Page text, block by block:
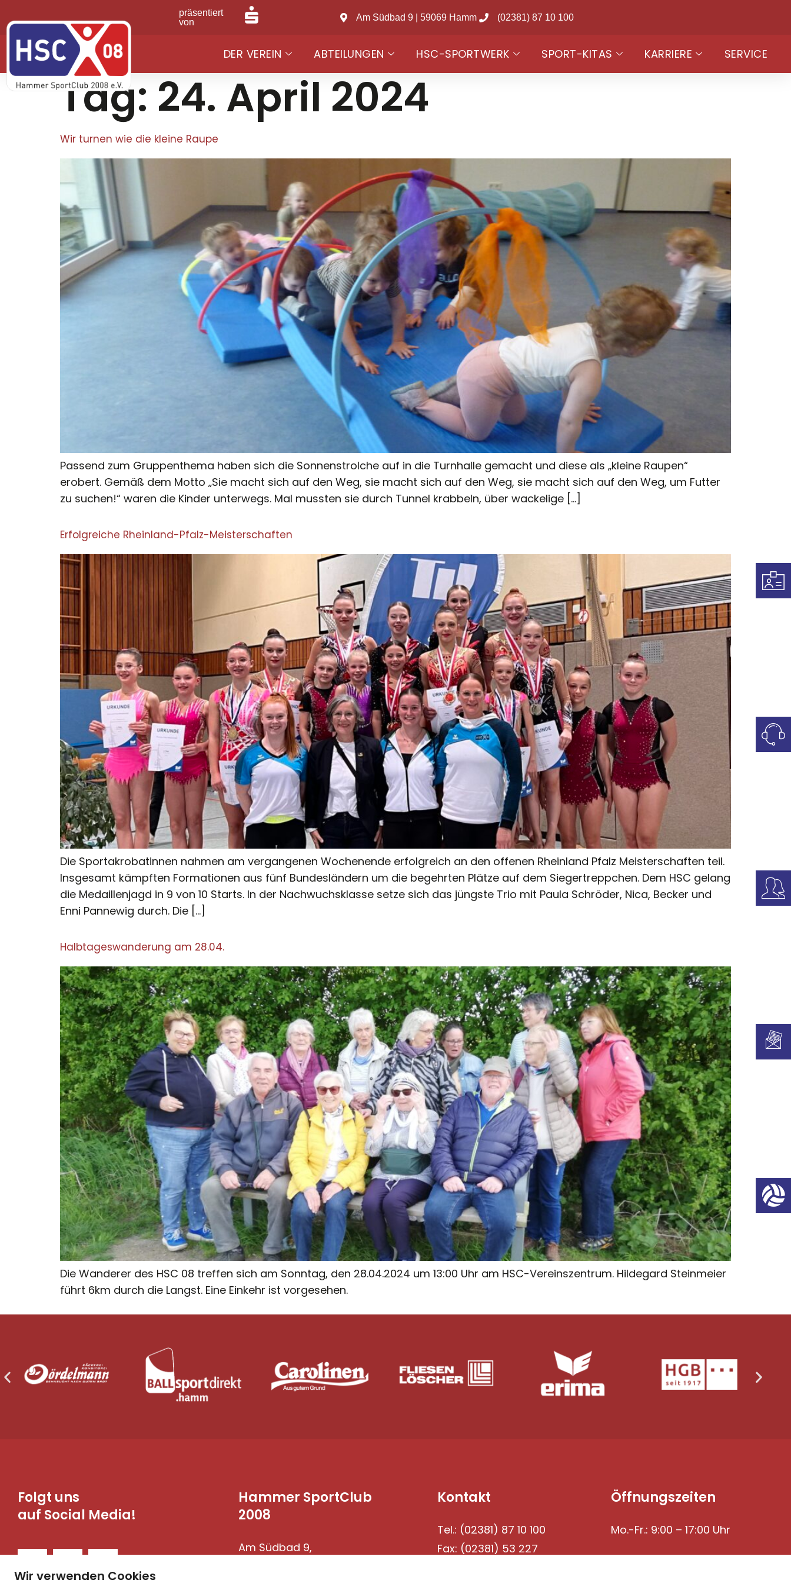
präsentiert
von
Am Südbad 9 | 59069 Hamm (02381) 87 10 100
DER VEREIN ABTEILUNGEN HSC-SPORTWERK SPORT-KITAS KARRIERE SERVICE
Tag: 24. April 2024
Wir turnen wie die kleine Raupe
Passend zum Gruppenthema haben sich die Sonnenstrolche auf in die Turnhalle gemacht und diese als „kleine Raupen“
erobert. Gemäß dem Motto „Sie macht sich auf den Weg, sie macht sich auf den Weg, sie macht sich auf den Weg, um Futter
zu suchen!“ waren die Kinder unterwegs. Mal mussten sie durch Tunnel krabbeln, über wackelige […]
Erfolgreiche Rheinland-Pfalz-Meisterschaften
Die Sportakrobatinnen nahmen am vergangenen Wochenende erfolgreich an den offenen Rheinland Pfalz Meisterschaften teil.
Insgesamt kämpften Formationen aus fünf Bundesländern um die begehrten Plätze auf dem Siegertreppchen. Dem HSC gelang
die Medaillenjagd in 9 von 10 Starts. In der Nachwuchsklasse setze sich das jüngste Trio mit Paula Schröder, Nica, Becker und
Enni Pannewig durch. Die […]
Halbtageswanderung am 28.04.
Die Wanderer des HSC 08 treffen sich am Sonntag, den 28.04.2024 um 13:00 Uhr am HSC-Vereinszentrum. Hildegard Steinmeier
führt 6km durch die Langst. Eine Einkehr ist vorgesehen.
Folgt uns
auf Social Media!
Hammer SportClub
2008
Am Südbad 9,
Kontakt
Tel.: (02381) 87 10 100
Fax: (02381) 53 227
Öffnungszeiten
Mo.-Fr.: 9:00 – 17:00 Uhr
Wir verwenden Cookies